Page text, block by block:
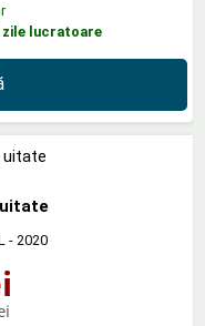
lucratoare
- 2020